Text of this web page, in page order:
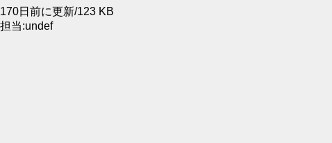
170日前に更新/123 KB
担当:undef